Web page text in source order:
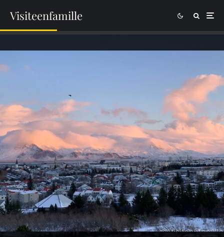
Visiteenfamille